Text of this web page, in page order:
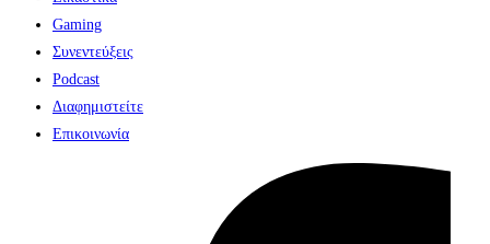
Gaming
Συνεντεύξεις
Podcast
Διαφημιστείτε
Επικοινωνία